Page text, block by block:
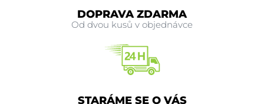
DOPRAVA ZDARMA
Od dvou kusů v objednávce
STARÁME SE O VÁS